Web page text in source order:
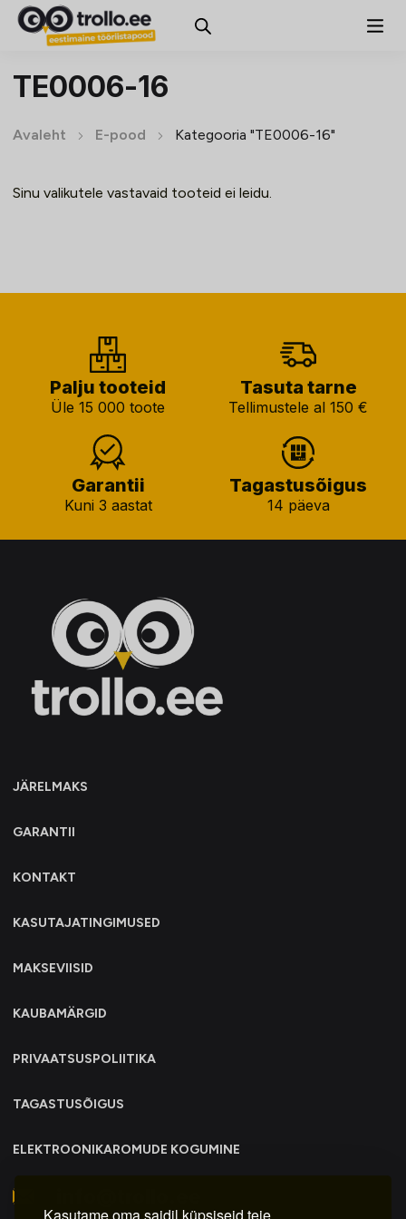
TE0006-16
Avaleht E-pood Kategooria "TE0006-16"
Sinu valikutele vastavaid tooteid ei leidu.
Palju tooteid
Üle 15 000 toote
Tasuta tarne
Tellimustele al 150 €
Garantii
Kuni 3 aastat
Tagastusõigus
14 päeva
JÄRELMAKS
GARANTII
KONTAKT
KASUTAJATINGIMUSED
MAKSEVIISID
KAUBAMÄRGID
PRIVAATSUSPOLIITIKA
TAGASTUSÕIGUS
ELEKTROONIKAROMUDE KOGUMINE